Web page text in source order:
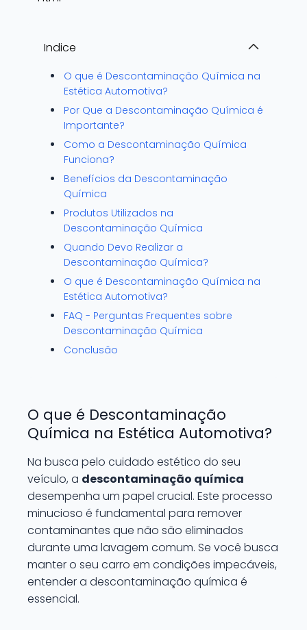
Indice
O que é Descontaminação Química na
Estética Automotiva?
Por Que a Descontaminação Química é
Importante?
Como a Descontaminação Química
Funciona?
Benefícios da Descontaminação
Química
Produtos Utilizados na
Descontaminação Química
Quando Devo Realizar a
Descontaminação Química?
O que é Descontaminação Química na
Estética Automotiva?
FAQ - Perguntas Frequentes sobre
Descontaminação Química
Conclusão
O que é Descontaminação
Química na Estética Automotiva?
Na busca pelo cuidado estético do seu
veículo, a descontaminação química
desempenha um papel crucial. Este processo
minucioso é fundamental para remover
contaminantes que não são eliminados
durante uma lavagem comum. Se você busca
manter o seu carro em condições impecáveis,
entender a descontaminação química é
essencial.